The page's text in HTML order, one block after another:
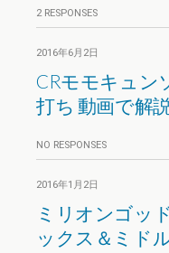
2 RESPONSES
2016年6月2日
CRモモキュン
打ち 動画で解
NO RESPONSES
2016年1月2日
ミリオンゴッ
ックス＆ミド